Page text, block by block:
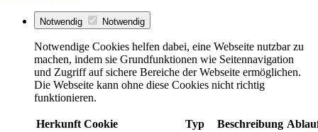
Notwendig Notwendig
Notwendige Cookies helfen dabei, eine Webseite nutzbar zu
machen, indem sie Grundfunktionen wie Seitennavigation
und Zugriff auf sichere Bereiche der Webseite ermöglichen.
Die Webseite kann ohne diese Cookies nicht richtig
funktionieren.
Herkunft Cookie Typ Beschreibung